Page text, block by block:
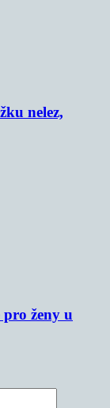
nelez,
pro ženy u